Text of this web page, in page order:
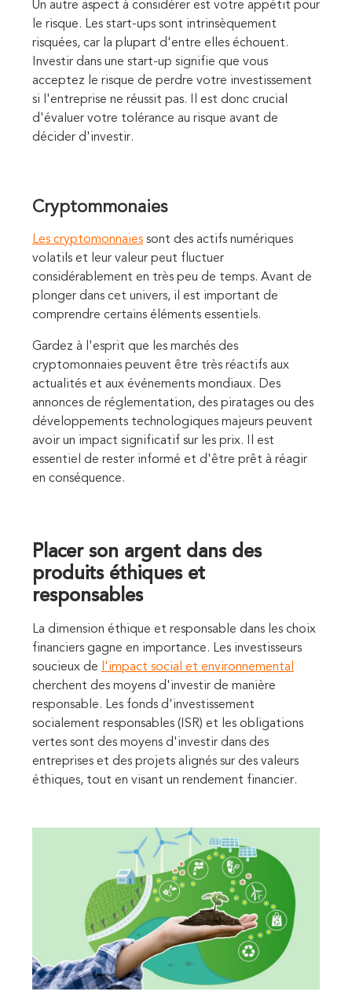
Un autre aspect à considérer est votre appétit pour
le risque. Les start-ups sont intrinsèquement
risquées, car la plupart d'entre elles échouent.
Investir dans une start-up signifie que vous
acceptez le risque de perdre votre investissement
si l'entreprise ne réussit pas. Il est donc crucial
d'évaluer votre tolérance au risque avant de
décider d'investir.
Cryptommonaies
Les cryptomonnaies sont des actifs numériques
volatils et leur valeur peut fluctuer
considérablement en très peu de temps. Avant de
plonger dans cet univers, il est important de
comprendre certains éléments essentiels.
Gardez à l'esprit que les marchés des
cryptomonnaies peuvent être très réactifs aux
actualités et aux événements mondiaux. Des
annonces de réglementation, des piratages ou des
développements technologiques majeurs peuvent
avoir un impact significatif sur les prix. Il est
essentiel de rester informé et d'être prêt à réagir
en conséquence.
Placer son argent dans des
produits éthiques et
responsables
La dimension éthique et responsable dans les choix
financiers gagne en importance. Les investisseurs
soucieux de
l'impact social et environnemental
cherchent des moyens d'investir de manière
responsable. Les fonds d'investissement
socialement responsables (ISR) et les obligations
vertes sont des moyens d'investir dans des
entreprises et des projets alignés sur des valeurs
éthiques, tout en visant un rendement financier.